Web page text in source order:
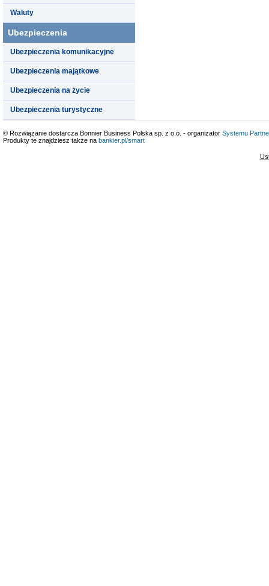
Waluty
Ubezpieczenia
Ubezpieczenia komunikacyjne
Ubezpieczenia majątkowe
Ubezpieczenia na życie
Ubezpieczenia turystyczne
© Rozwiązanie dostarcza Bonnier Business Polska sp. z o.o. - organizator Systemu
Produkty te znajdziesz także na bankier.pl/smart